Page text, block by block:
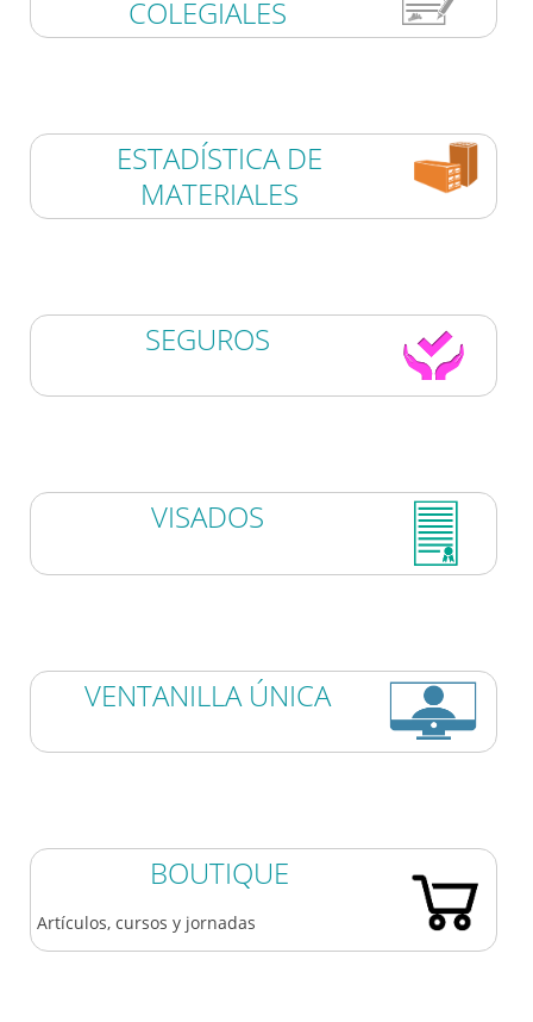
COLEGIALES
ESTADÍSTICA DE
MATERIALES
SEGUROS
VISADOS
VENTANILLA ÚNICA
BOUTIQUE
Artículos, cursos y jornadas